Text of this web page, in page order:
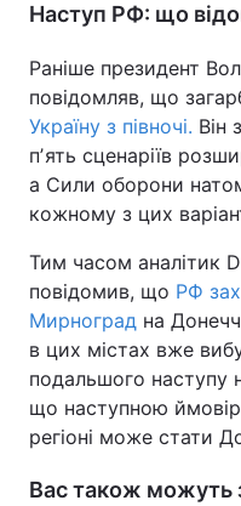
Наступ РФ: що
Раніше президент
повідомляв, що
Україну з півночі. Він
пʼять сценаріїв
а Сили оборони
кожному з цих
Тим часом аналітик
повідомив, що РФ
Мирноград на
в цих містах вже
подальшого наступу
що наступною
регіоні може стати
Вас також можуть